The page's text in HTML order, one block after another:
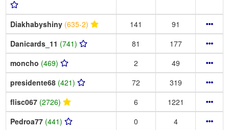
Diakhabyshiny (635-2) 141
91
Danicards_11 (741) 81
177
moncho (469) 2
49
presidente68 (421) 72
319
flisc067 (2726) 6
1221
Pedroa77 (441) 0
4